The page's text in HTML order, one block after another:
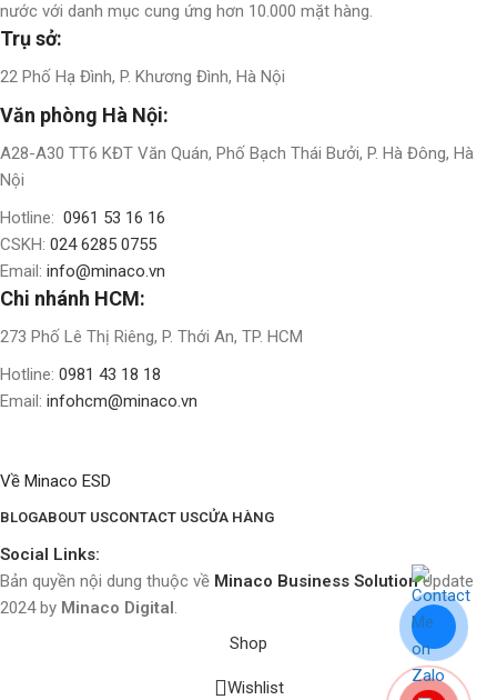
nước với danh mục cung ứng hơn 10.000 mặt hàng.
Trụ sở:
22 Phố Hạ Đình, P. Khương Đình, Hà Nội
Văn phòng Hà Nội:
A28-A30 TT6 KĐT Văn Quán, Phố Bạch Thái Bưởi, P. Hà Đông, Hà
Nội
Hotline: 0961 53 16 16
CSKH: 024 6285 0755
Email: info@minaco.vn
Chi nhánh HCM:
273 Phố Lê Thị Riêng, P. Thới An, TP. HCM
Hotline: 0981 43 18 18
Email: infohcm@minaco.vn
Về Minaco ESD
BLOGABOUT USCONTACT USCỬA HÀNG
Social Links:
Bản quyền nội dung thuộc về Minaco Business SolutionUpdate
2024 by Minaco Digital .
Shop
Wishlist